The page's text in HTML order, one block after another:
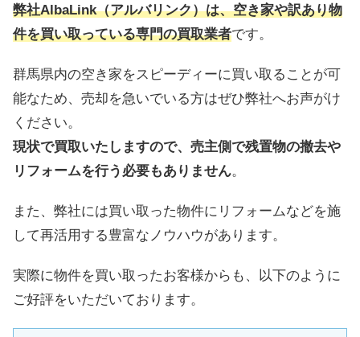
弊社AlbaLink（アルバリンク）は、空き家や訳あり物
件を買い取っている専門の買取業者です。
群馬県内の空き家をスピーディーに買い取ることが可
能なため、売却を急いでいる方はぜひ弊社へお声がけ
ください。
現状で買取いたしますので、売主側で残置物の撤去や
リフォームを行う必要もありません。
また、弊社には買い取った物件にリフォームなどを施
して再活用する豊富なノウハウがあります。
実際に物件を買い取ったお客様からも、以下のように
ご好評をいただいております。